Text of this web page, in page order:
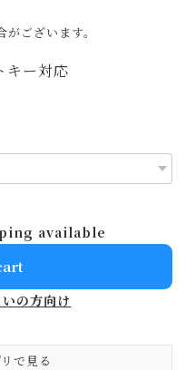
ございます。
キー対応
available
の方向け
で見る